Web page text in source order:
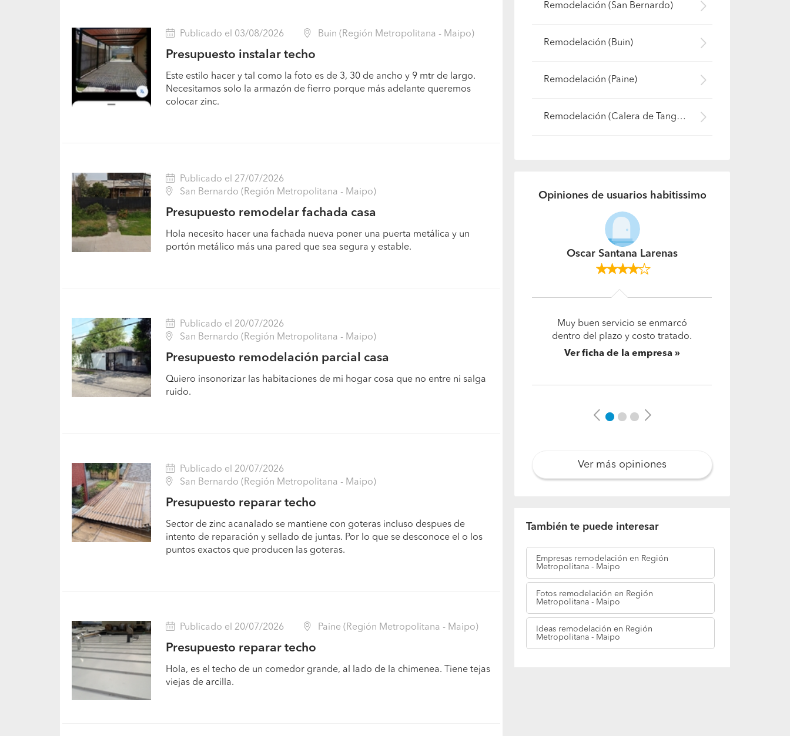
Publicado el 03/08/2026 Buin (Región Metropolitana - Maipo)
Presupuesto instalar techo
Este estilo hacer y tal como la foto es de 3, 30 de ancho y 9 mtr de largo.
Necesitamos solo la armazón de fierro porque más adelante queremos
colocar zinc.
Publicado el 27/07/2026
San Bernardo (Región Metropolitana - Maipo)
Presupuesto remodelar fachada casa
Hola necesito hacer una fachada nueva poner una puerta metálica y un
portón metálico más una pared que sea segura y estable.
Publicado el 20/07/2026
San Bernardo (Región Metropolitana - Maipo)
Presupuesto remodelación parcial casa
Quiero insonorizar las habitaciones de mi hogar cosa que no entre ni salga
ruido.
Publicado el 20/07/2026
San Bernardo (Región Metropolitana - Maipo)
Presupuesto reparar techo
Sector de zinc acanalado se mantiene con goteras incluso despues de
intento de reparación y sellado de juntas. Por lo que se desconoce el o los
puntos exactos que producen las goteras.
Publicado el 20/07/2026 Paine (Región Metropolitana - Maipo)
Presupuesto reparar techo
Hola, es el techo de un comedor grande, al lado de la chimenea. Tiene tejas
viejas de arcilla.
Remodelación (San Bernardo)
Remodelación (Buin)
Remodelación (Paine)
Remodelación (Calera de Tango)
Opiniones de usuarios habitissimo
Jose Leiva Moraga
Buena.
Ver ficha de la empresa
Previous Next
Ver más opiniones
También te puede interesar
Empresas remodelación en Región
Metropolitana - Maipo
Fotos remodelación en Región
Metropolitana - Maipo
Ideas remodelación en Región
Metropolitana - Maipo